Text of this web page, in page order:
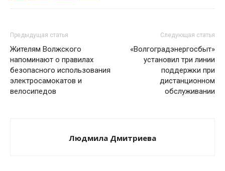
Предыдущая статья
Жителям Волжского
напоминают о правилах
безопасного использования
электросамокатов и
велосипедов
Следующая статья
«Волгоградэнергосбыт»
установил три линии
поддержки при
дистанционном
обслуживании
Людмила Дмитриева